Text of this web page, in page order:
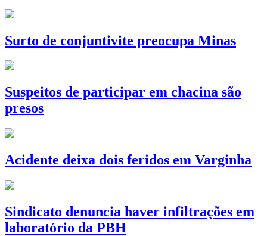
Surto de conjuntivite preocupa Minas
Suspeitos de participar em chacina são
presos
Acidente deixa dois feridos em Varginha
Sindicato denuncia haver infiltrações em
laboratório da PBH